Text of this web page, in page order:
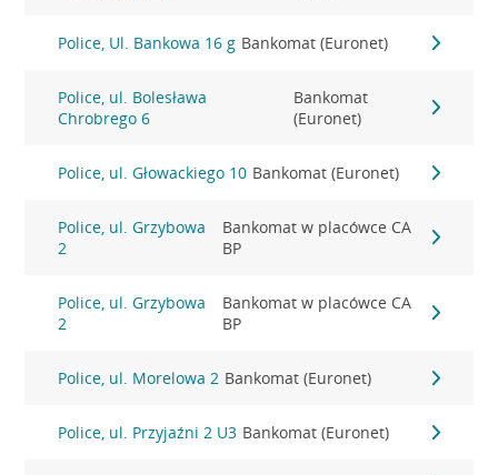
Police, Ul. Bankowa 16 g Bankomat (Euronet)
Police, ul. Bolesława
Chrobrego 6
Bankomat
(Euronet)
Police, ul. Głowackiego 10 Bankomat (Euronet)
Police, ul. Grzybowa
2
Bankomat w placówce CA
BP
Police, ul. Grzybowa
2
Bankomat w placówce CA
BP
Police, ul. Morelowa 2 Bankomat (Euronet)
Police, ul. Przyjaźni 2 U3 Bankomat (Euronet)